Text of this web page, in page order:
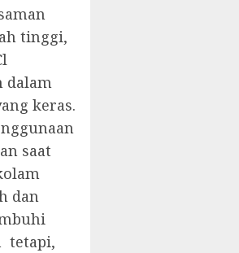
tinggi,
dalam
keras.
saat
dan
tetapi,